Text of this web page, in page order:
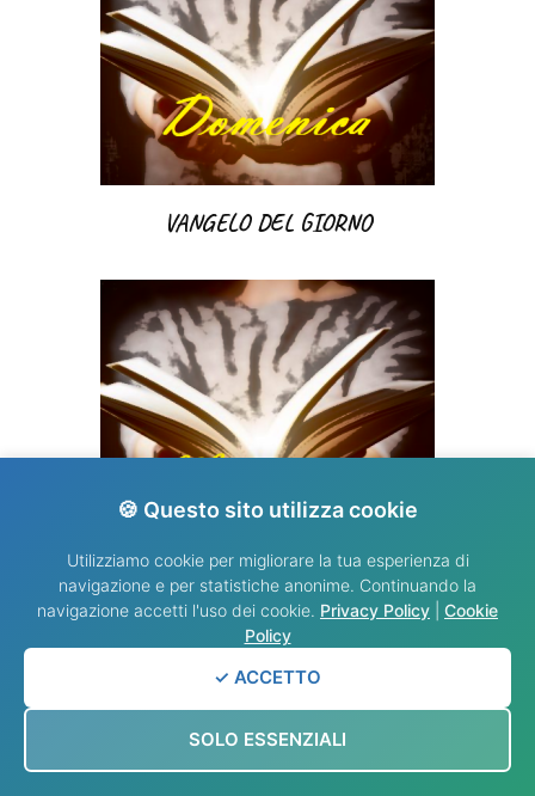
VANGELO DEL GIORNO
VANGELO DEL GIORNO
🍪 Questo sito utilizza cookie
Utilizziamo cookie per migliorare la tua esperienza di
navigazione e per statistiche anonime. Continuando la
navigazione accetti l'uso dei cookie. Privacy Policy
Cookie
Policy
✓ ACCETTO
SOLO ESSENZIALI